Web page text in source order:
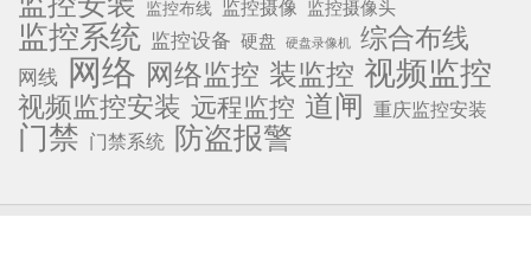
监控布线 监控摄像 监控摄像头
监控系统 监控设备 硬盘 硬盘录像机 综合布线
网线 网络 网络监控 装监控 视频监控
视频监控安装 远程监控 道闸 重庆监控安装
门禁 门禁系统 防盗报警